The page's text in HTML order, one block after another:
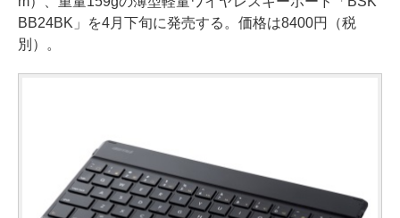
BB24BK」を4月下旬に発売する。価格は8400円（税
別）。